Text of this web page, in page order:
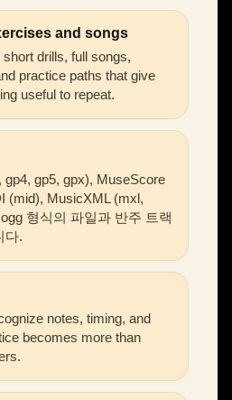
and songs
drills, full songs,
practice paths that give
useful to repeat.
gp4, gp5, gpx), MuseScore
(mid), MusicXML (mxl,
형식의 파일과 반주 트랙
다.
notes, timing, and
becomes more than